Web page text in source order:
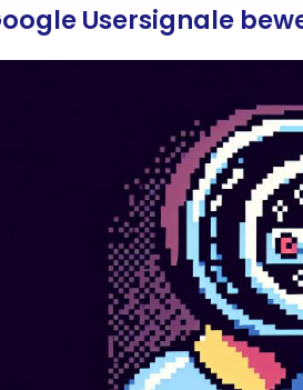
Usersignale